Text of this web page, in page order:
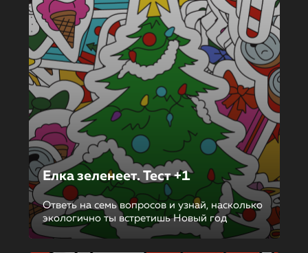
Елка зеленеет. Тест +1
Ответь на семь вопросов и узнай, насколько
экологично ты встретишь Новый год